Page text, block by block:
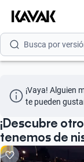
Busca por modelo
Busca por
Busca por
Busca por
Busca por
¡Vaya! Alguien
te pueden
¡Descubre
tenemos de